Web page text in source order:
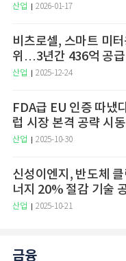
산업 2026-01-17
비츠로셀, 스마트 미
위…3년간 436억 공급
산업 2025-12-24
FDA급 EU 인증 따
럽 시장 본격 공략 시동
산업 2025-10-30
신성이엔지, 반도체
너지 20% 절감 기술
산업 2025-10-21
금융